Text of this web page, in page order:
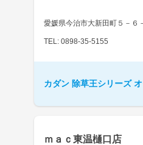
愛媛県今治市大新田町５－６
TEL: 0898-35-5155
カダン 除草王シリーズ
ｍａｃ東温樋口店